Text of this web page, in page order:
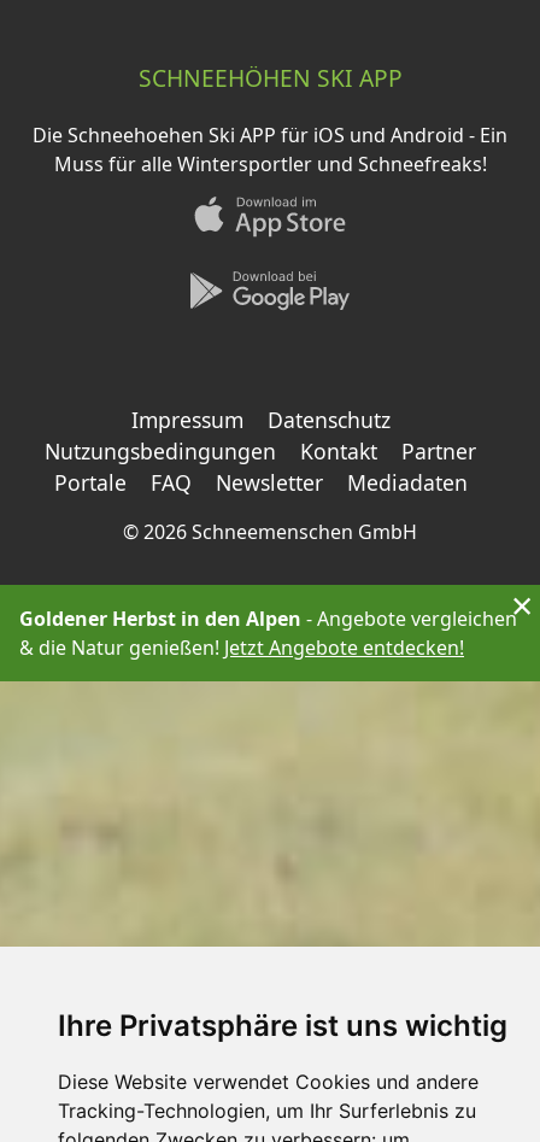
Ihre Privatsphäre ist uns wichtig
Diese Website verwendet Cookies und andere
Tracking-Technologien, um Ihr Surferlebnis zu
SCHNEEHÖHEN SKI APP
Die Schneehoehen Ski APP für iOS und Android - Ein
Muss für alle Wintersportler und Schneefreaks!
Impressum
Datenschutz
Nutzungsbedingungen
Kontakt
Partner
Portale
FAQ Newsletter Mediadaten
©2026 Schneemenschen GmbH
Goldener Herbst in den Alpen - Angebote vergleichen
& die Natur genießen! Jetzt Angebote entdecken!
×